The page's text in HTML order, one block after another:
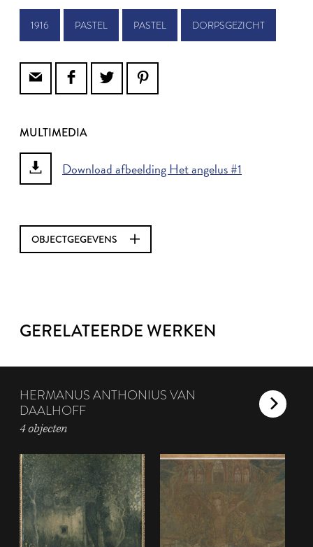
1916 PASTEL PASTEL DORPSGEZICHT
MULTIMEDIA
Download afbeelding Het angelus #1
OBJECTGEGEVENS
GERELATEERDE WERKEN
HERMANUS ANTHONIUS VAN
DAALHOFF
4 objecten